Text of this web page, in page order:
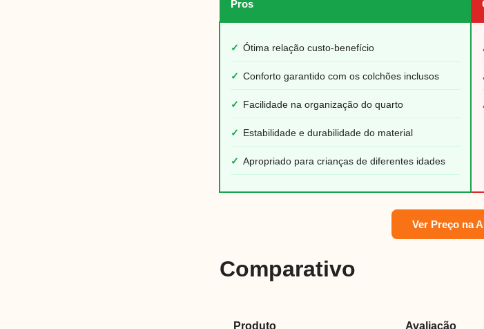
Pros
✓ Ótima relação custo-benefício
✓ Conforto garantido com os colchões inclusos
✓ Facilidade na organização do quarto
✓ Estabilidade e durabilidade do material
✓ Apropriado para crianças de diferentes idades
Ver Preço na
Comparativo
Produto Avaliação